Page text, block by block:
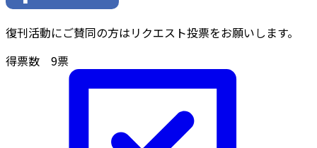
復刊活動にご賛同の方はリクエスト投票をお願いします。
得票数 9票